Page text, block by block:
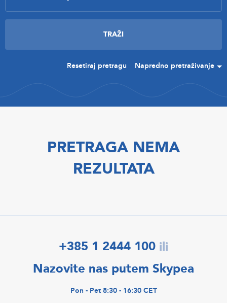
Resetiraj pretragu Napredno pretraživanje
PRETRAGA NEMA
REZULTATA
+385 1 2444 100 ili
Nazovite nas putem Skypea
Pon - Pet 8:30 - 16:30 CET